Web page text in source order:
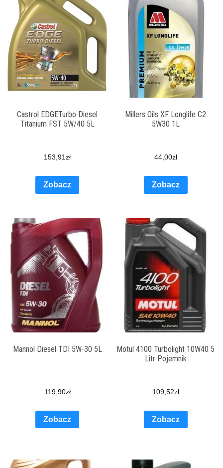
Castrol EDGETurbo Diesel
Titanium FST 5W/40 5L
153,91zł
Zobacz
Millers Oils XF Longlife C2
5W30 1L
44,00zł
Zobacz
Mannol Diesel TDI 5W-30 5L
119,90zł
Zobacz
Motul 4100 Turbolight 10W40 5
Litr Pojemnik
109,52zł
Zobacz